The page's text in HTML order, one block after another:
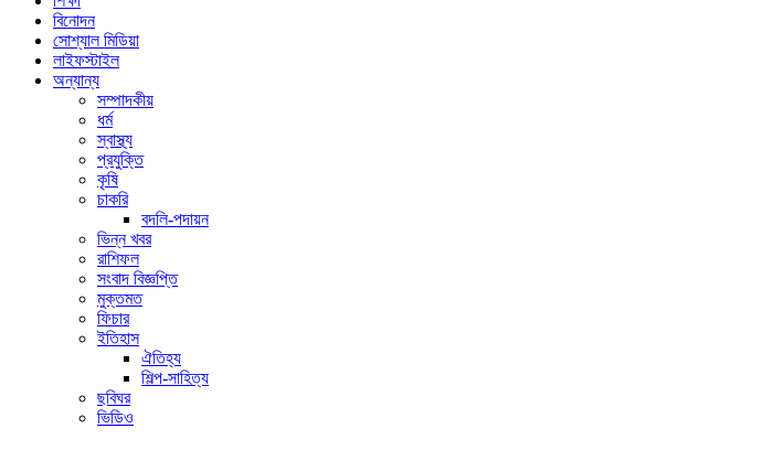
বিনোদন
সোশ্যাল মিডিয়া
লাইফস্টাইল
অন্যান্য
সম্পাদকীয়
ধর্ম
স্বাস্থ্য
প্রযুক্তি
কৃষি
চাকরি
বদলি-পদায়ন
ভিন্ন খবর
রাশিফল
সংবাদ বিজ্ঞপ্তি
মুক্তমত
ফিচার
ইতিহাস
ঐতিহ্য
শিল্প-সাহিত্য
ছবিঘর
ভিডিও